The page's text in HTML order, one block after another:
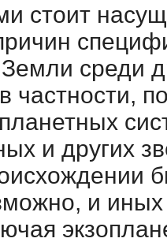
стоит
среди
частности,
и других
и